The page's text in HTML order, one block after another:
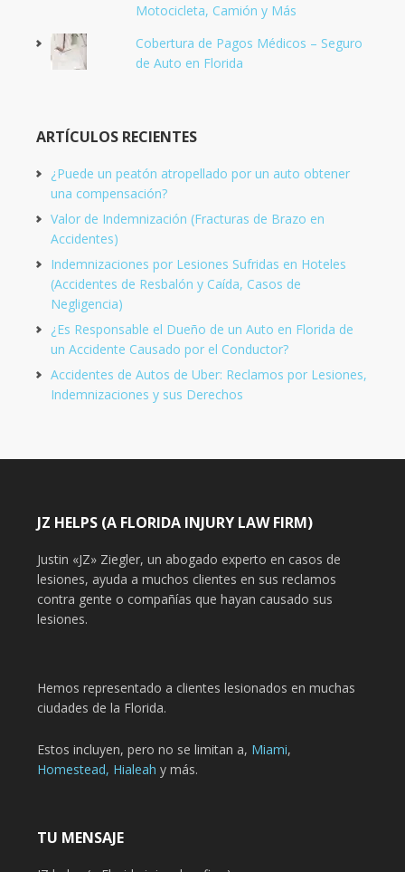
Motocicleta, Camión y Más
Cobertura de Pagos Médicos – Seguro
de Auto en Florida
ARTÍCULOS RECIENTES
¿Puede un peatón atropellado por un auto obtener
una compensación?
Valor de Indemnización (Fracturas de Brazo en
Accidentes)
Indemnizaciones por Lesiones Sufridas en Hoteles
(Accidentes de Resbalón y Caída, Casos de
Negligencia)
¿Es Responsable el Dueño de un Auto en Florida de
un Accidente Causado por el Conductor?
Accidentes de Autos de Uber: Reclamos por Lesiones,
Indemnizaciones y sus Derechos
JZ HELPS (A FLORIDA INJURY LAW FIRM)
Justin «JZ» Ziegler, un abogado experto en casos de
lesiones, ayuda a muchos clientes en sus reclamos
contra gente o compañías que hayan causado sus
lesiones.
Hemos representado a clientes lesionados en muchas
ciudades de la Florida.
Estos incluyen, pero no se limitan a, Miami,
Homestead, Hialeah y más.
TU MENSAJE